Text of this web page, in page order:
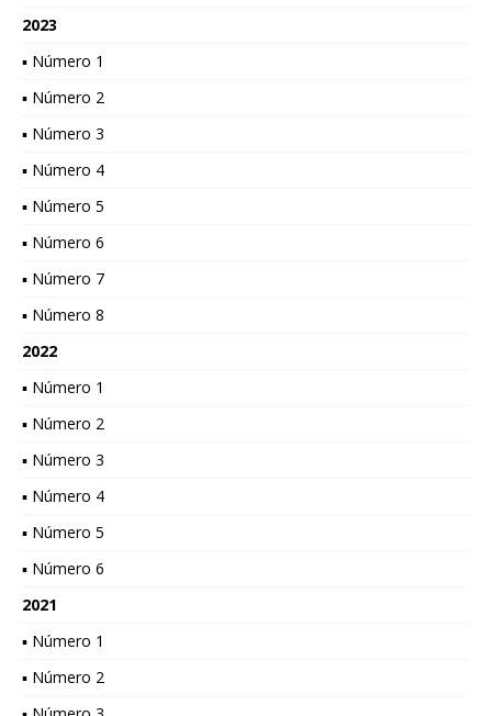
2023
▪ Número 1
▪ Número 2
▪ Número 3
▪ Número 4
▪ Número 5
▪ Número 6
▪ Número 7
▪ Número 8
2022
▪ Número 1
▪ Número 2
▪ Número 3
▪ Número 4
▪ Número 5
▪ Número 6
2021
▪ Número 1
▪ Número 2